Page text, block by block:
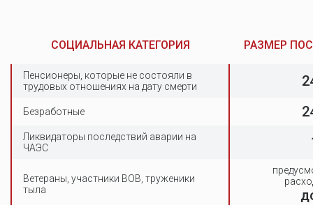
СОЦИАЛЬНАЯ КАТЕГОРИЯ РАЗМЕР
Пенсионеры, которые не состояли в
трудовых отношениях на дату смерти
Безработные
Ликвидаторы последствий аварии на
ЧАЭС
Ветераны, участники ВОВ, труженики
тыла